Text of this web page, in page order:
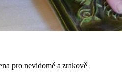
pro nevidomé a zrakově